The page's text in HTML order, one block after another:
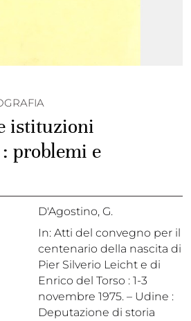
istituzioni
problemi e
D'Agostino, G.
In: Atti del convegno per il
centenario della nascita di
Pier Silverio Leicht e di
Enrico del Torso : 1-3
novembre 1975. – Udine :
Deputazione di storia